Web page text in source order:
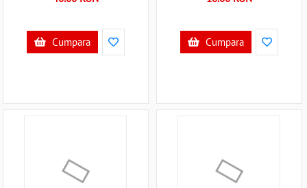
Cumpara Cumpara